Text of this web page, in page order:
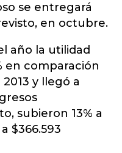
se entregará
en octubre.
año la utilidad
en comparación
y llegó a
subieron 13% a
$366.593